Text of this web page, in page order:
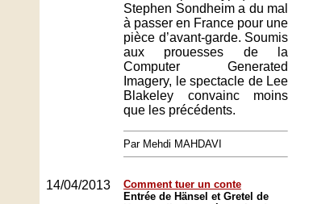
Stephen Sondheim a du mal
à passer en France pour une
pièce d’avant-garde. Soumis
aux prouesses de la
Computer Generated
Imagery, le spectacle de Lee
Blakeley convainc moins
que les précédents.
Par Mehdi MAHDAVI
14/04/2013
Comment tuer un conte
Entrée de Hänsel et Gretel de